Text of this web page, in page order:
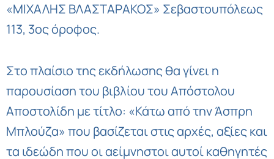
«ΜΙΧΑΛΗΣ ΒΛΑΣΤΑΡΑΚΟΣ» Σεβαστουπόλεως
113, 3ος όροφος.
Στο πλαίσιο της εκδήλωσης θα γίνει η
παρουσίαση του βιβλίου του Απόστολου
Αποστολίδη με τίτλο: «Κάτω από την Άσπρη
Μπλούζα» που βασίζεται στις αρχές, αξίες και
τα ιδεώδη που οι αείμνηστοι αυτοί καθηγητές